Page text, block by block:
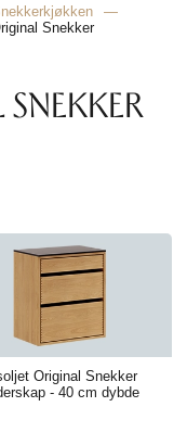
—
Snekker
Original Snekker
- 40 cm dybde